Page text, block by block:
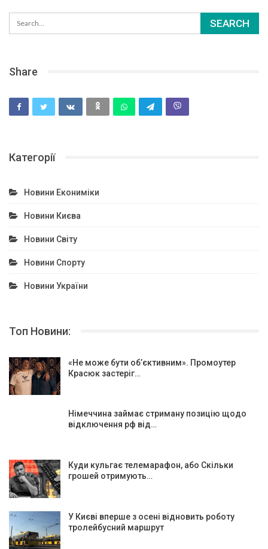
Share
Категорії
Новини Екониміки
Новини Києва
Новини Світу
Новини Спорту
Новини України
Топ Новини:
«Не може бути об’єктивним». Промоутер
Красюк застеріг…
Німеччина займає стриману позицію щодо
відключення рф від…
Куди кульгає телемарафон, або Скільки
грошей отримують…
У Києві вперше з осені відновить роботу
тролейбусний маршрут